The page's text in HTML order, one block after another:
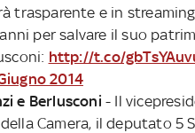
trasparente e in
per salvare il suo
http://t.co/
2014
e Berlusconi - Il
Camera, il deputato 5